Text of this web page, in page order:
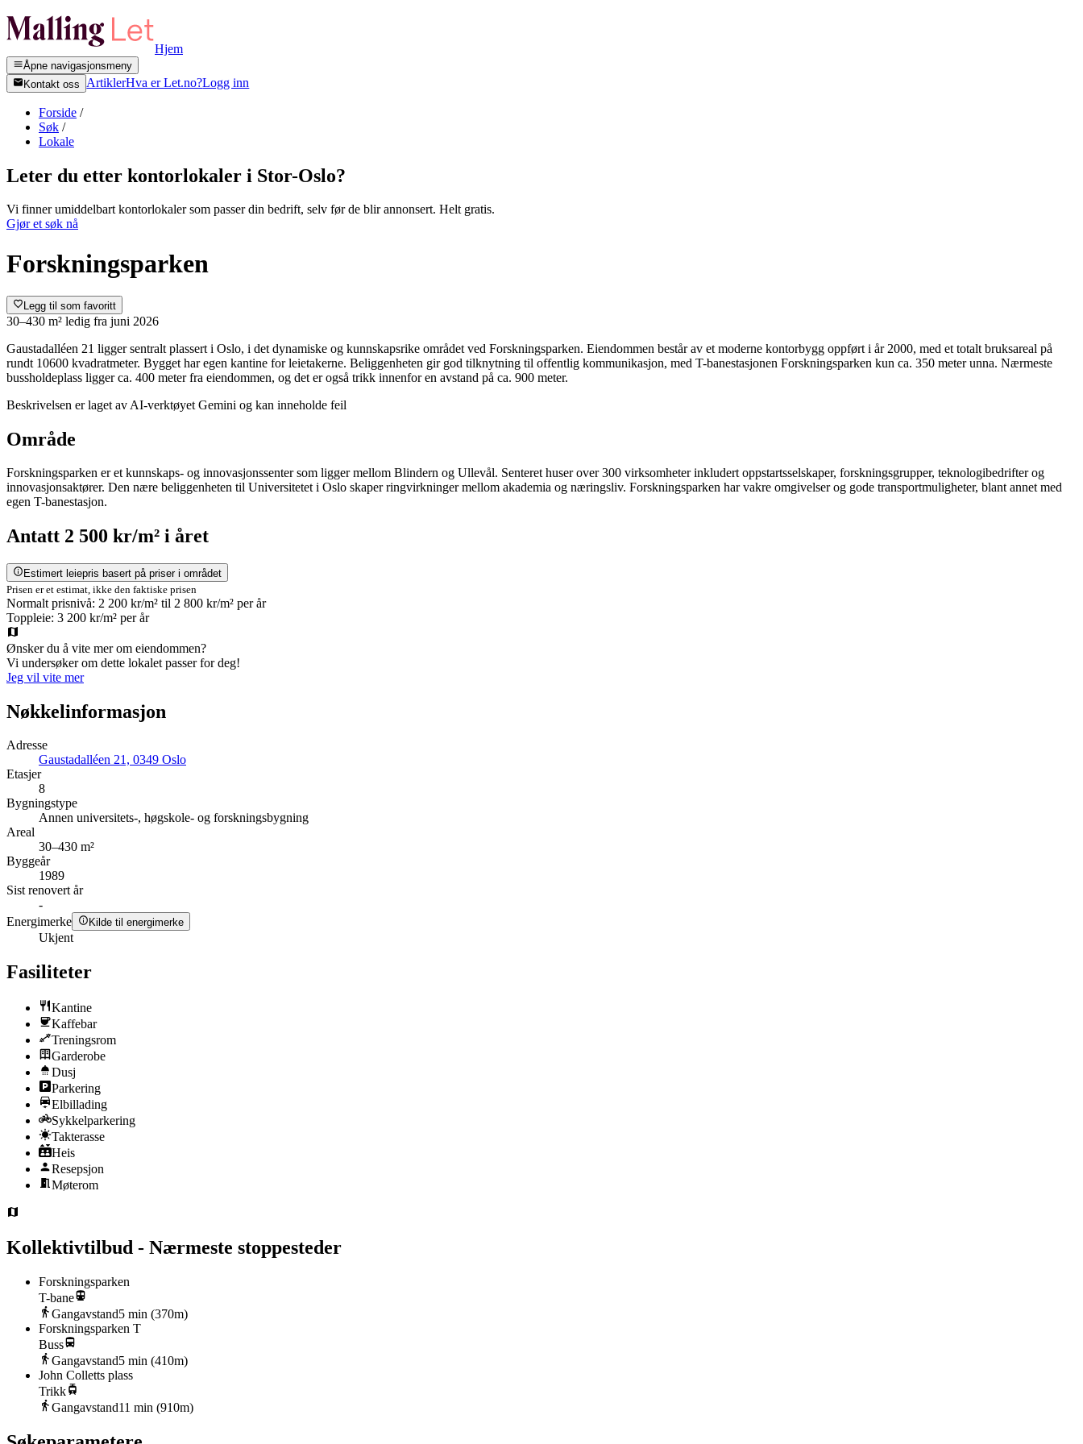
Hjem
Åpne navigasjonsmeny
Kontakt oss
ArtiklerHva er Let.no?Logg inn
Forside /
Søk /
Lokale
Leter du etter kontorlokaler i Stor-Oslo?
Vi finner umiddelbart kontorlokaler som passer din bedrift, selv før de blir annonsert. Helt gratis.
Gjør et søk nå
Forskningsparken
Legg til som favoritt
30–430 m² ledig fra juni 2026
Gaustadalléen 21 ligger sentralt plassert i Oslo, i det dynamiske og kunnskapsrike området ved Forskningsparken. Eiendommen består av et moderne kontorbygg oppført i år 2000, med et totalt bruksareal på
rundt 10600 kvadratmeter. Bygget har egen kantine for leietakerne. Beliggenheten gir god tilknytning til offentlig kommunikasjon, med T-banestasjonen Forskningsparken kun ca. 350 meter unna. Nærmeste
bussholdeplass ligger ca. 400 meter fra eiendommen, og det er også trikk innenfor en avstand på ca. 900 meter.
Beskrivelsen er laget av AI-verktøyet Gemini og kan inneholde feil
Område
Forskningsparken er et kunnskaps- og innovasjonssenter som ligger mellom Blindern og Ullevål. Senteret huser over 300 virksomheter inkludert oppstartsselskaper, forskningsgrupper, teknologibedrifter og
innovasjonsaktører. Den nære beliggenheten til Universitetet i Oslo skaper ringvirkninger mellom akademia og næringsliv. Forskningsparken har vakre omgivelser og gode transportmuligheter, blant annet med
egen T-banestasjon.
Antatt 2 500 kr/m² i året
Estimert leiepris basert på priser i området
Prisen er et estimat, ikke den faktiske prisen
Normalt prisnivå: 2 200 kr/m² til 2 800 kr/m² per år
Toppleie: 3 200 kr/m² per år
Ønsker du å vite mer om eiendommen?
Vi undersøker om dette lokalet passer for deg!
Jeg vil vite mer
Nøkkelinformasjon
Adresse
Gaustadalléen 21, 0349 Oslo
Etasjer
8
Bygningstype
Annen universitets-, høgskole- og forskningsbygning
Areal
30–430 m²
Byggeår
1989
Sist renovert år
-
Energimerke
Kilde til energimerke
Ukjent
Fasiliteter
Kantine
Kaffebar
Treningsrom
Garderobe
Dusj
Parkering
Elbillading
Sykkelparkering
Takterasse
Heis
Resepsjon
Møterom
Kollektivtilbud - Nærmeste stoppesteder
Forskningsparken
T-bane
Gangavstand5 min (370m)
Forskningsparken T
Buss
Gangavstand5 min (410m)
John Colletts plass
Trikk
Gangavstand11 min (910m)